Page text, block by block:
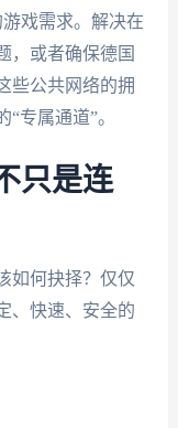
戏需求。解决在
，或者确保德国
些公共网络的拥
专属通道”。
只是连
如何抉择？仅仅
、快速、安全的